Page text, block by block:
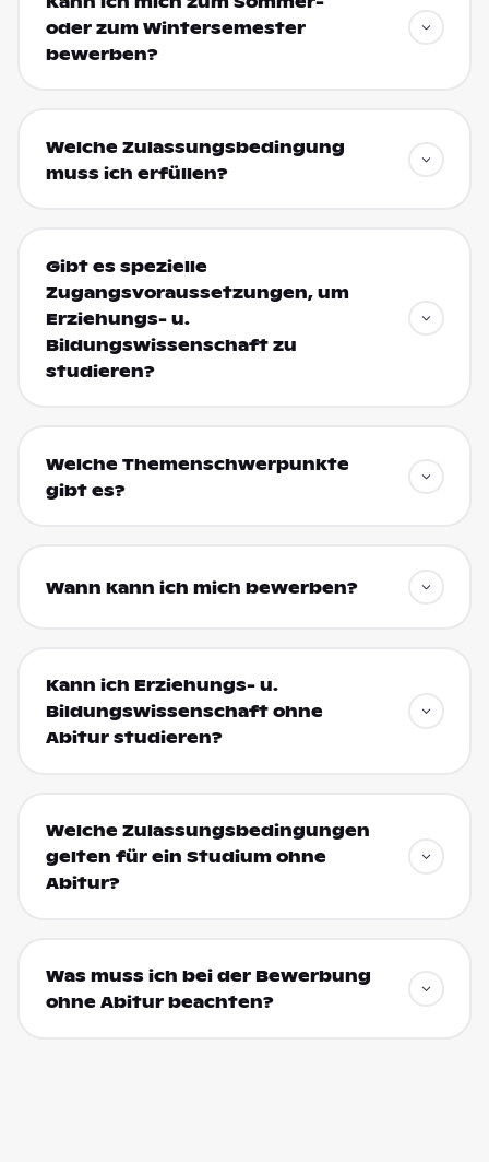
oder zum Wintersemester
bewerben?
Welche Zulassungsbedingung
muss ich erfüllen?
Gibt es spezielle
Zugangsvoraussetzungen, um
Erziehungs- u.
Bildungswissenschaft zu
studieren?
Welche Themenschwerpunkte
gibt es?
Wann kann ich mich bewerben?
Kann ich Erziehungs- u.
Bildungswissenschaft ohne
Abitur studieren?
Welche Zulassungsbedingungen
gelten für ein Studium ohne
Abitur?
Was muss ich bei der Bewerbung
ohne Abitur beachten?